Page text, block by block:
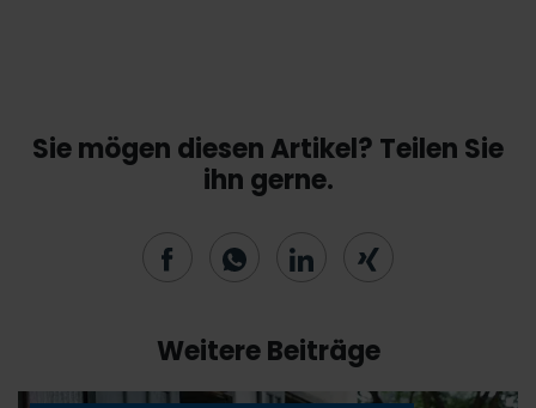
Sie mögen diesen Artikel? Teilen Sie
ihn gerne.
Weitere Beiträge